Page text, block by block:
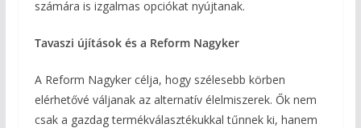
számára is izgalmas opciókat nyújtanak.
Tavaszi újítások és a Reform Nagyker
A Reform Nagyker célja, hogy szélesebb körben
elérhetővé váljanak az alternatív élelmiszerek. Ők nem
csak a gazdag termékválasztékukkal tűnnek ki, hanem